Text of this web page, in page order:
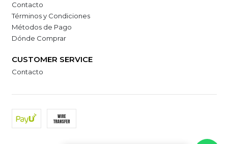
Contacto
Términos y Condiciones
Métodos de Pago
Dónde Comprar
CUSTOMER SERVICE
Contacto